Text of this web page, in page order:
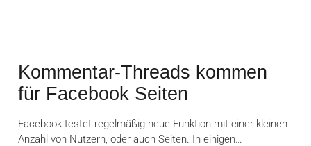
Kommentar-Threads kommen
für Facebook Seiten
Facebook testet regelmäßig neue Funktion mit einer kleinen
Anzahl von Nutzern, oder auch Seiten. In einigen…